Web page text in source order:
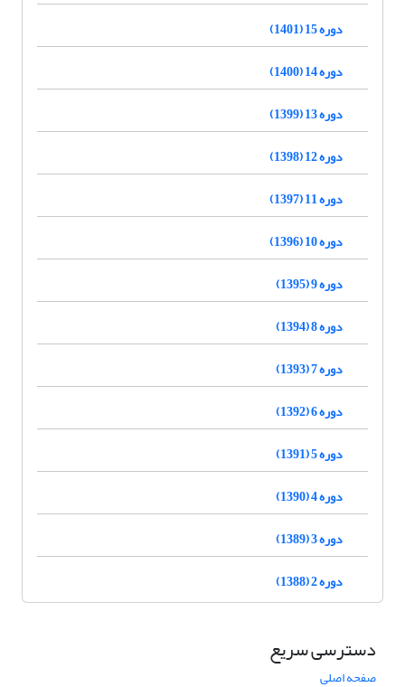
دوره 15 (1401)
دوره 14 (1400)
دوره 13 (1399)
دوره 12 (1398)
دوره 11 (1397)
دوره 10 (1396)
دوره 9 (1395)
دوره 8 (1394)
دوره 7 (1393)
دوره 6 (1392)
دوره 5 (1391)
دوره 4 (1390)
دوره 3 (1389)
دوره 2 (1388)
دسترسی سریع
صفحه اصلی